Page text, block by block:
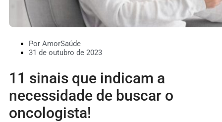
Por AmorSaúde
31 de outubro de 2023
11 sinais que indicam a
necessidade de buscar o
oncologista!